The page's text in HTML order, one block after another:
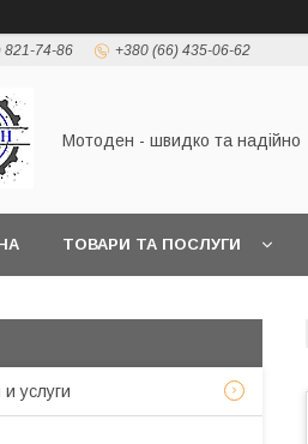
821-74-86 +380 (66) 435-06-62
Мотоден - швидко та надійно
ТОВАРИ ТА ПОСЛУГИ
услуги